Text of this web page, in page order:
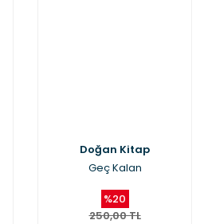
Doğan Kitap
Geç Kalan
%20
250,00 TL